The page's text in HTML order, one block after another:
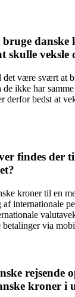
danske
skulle veksle
være svært at
ikke har
derfor bedst at
findes der
kroner til en
af internationale
betalinger via
rejsende
kroner i